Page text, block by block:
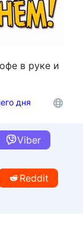
в руке и
дня
Viber
Reddit